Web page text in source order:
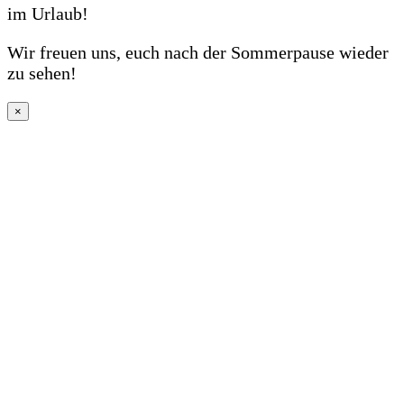
im Urlaub!
Wir freuen uns, euch nach der Sommerpause wieder
zu sehen!
×